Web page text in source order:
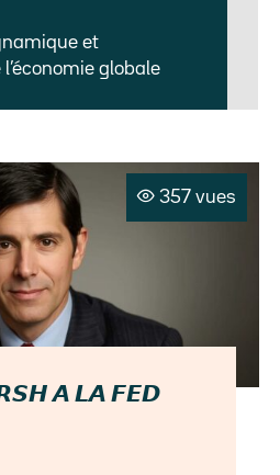
et
globale
357 vues
𝘼 𝙇𝘼 𝙁𝙀𝘿